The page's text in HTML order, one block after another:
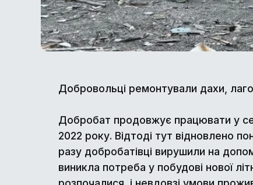
Добровольці ремонтували дахи,
Добробат продовжує працювати у
2022 року. Відтоді тут відновлено
разу добробатівці вирушили на
виникла потреба у побудові нової